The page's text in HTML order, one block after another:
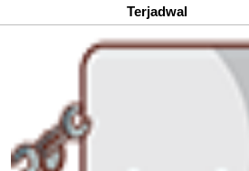
Terjadwal